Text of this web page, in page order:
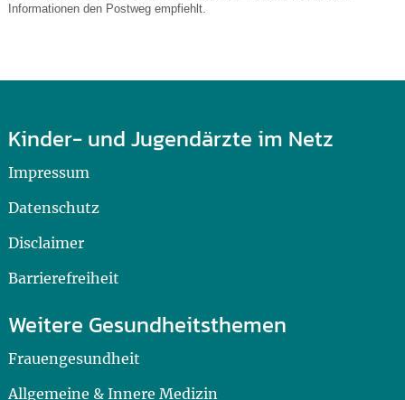
Informationen den Postweg empfiehlt.
Kinder- und Jugendärzte im Netz
Impressum
Datenschutz
Disclaimer
Barrierefreiheit
Weitere Gesundheitsthemen
Frauengesundheit
Allgemeine & Innere Medizin